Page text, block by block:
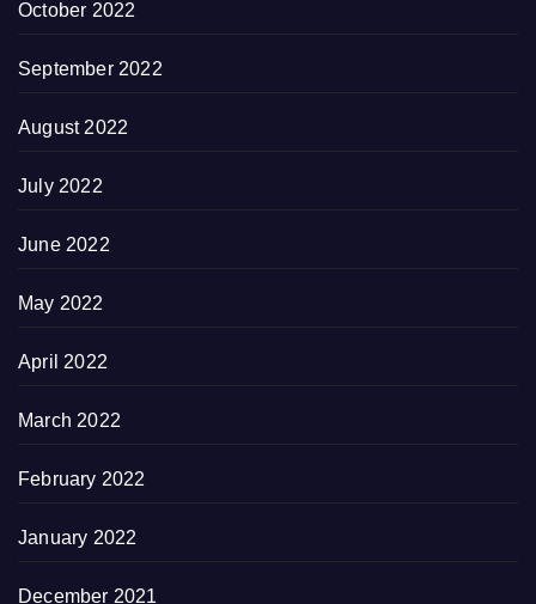
October 2022
September 2022
August 2022
July 2022
June 2022
May 2022
April 2022
March 2022
February 2022
January 2022
December 2021